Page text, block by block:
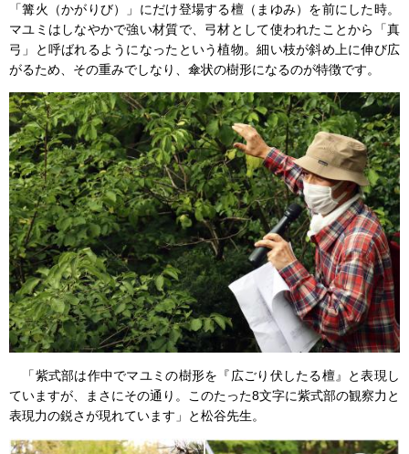
「篝火（かがりび）」にだけ登場する檀（まゆみ）を前にした時。
マユミはしなやかで強い材質で、弓材として使われたことから「真
弓」と呼ばれるようになったという植物。細い枝が斜め上に伸び広
がるため、その重みでしなり、傘状の樹形になるのが特徴です。
「紫式部は作中でマユミの樹形を『広ごり伏したる檀』と表現し
ていますが、まさにその通り。このたった8文字に紫式部の観察力と
表現力の鋭さが現れています」と松谷先生。